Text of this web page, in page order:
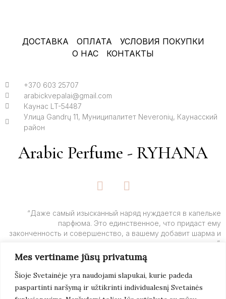
Mes vertiname jūsų privatumą
Šioje Svetainėje yra naudojami slapukai, kurie padeda
paspartinti naršymą ir užtikrinti individualesnį Svetainės
ДОСТАВКА ОПЛАТА
УСЛОВИЯ ПОКУПКИ
О НАС
КОНТАКТЫ
+370 603 25707
arabickvepalai@gmail.com
Каунас LT-54487
Улица Gandrų 11, Муниципалитет Neveronių, Каунасский
район
Arabic Perfume - RYHANA
F
a
e
b
o
o
k
-
f
I
n
t
a
g
r
a
m
“Даже самый изысканный наряд нуждается в капельке
парфюма. Это единственное, что придаст ему
законченность и совершенство, а вашему добавит шарма и
очарования”.